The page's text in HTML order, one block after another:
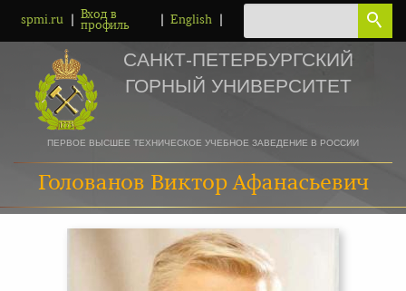
spmi.ru
Вход в
профиль
English
САНКТ-ПЕТЕРБУРГСКИЙ
ГОРНЫЙ УНИВЕРСИТЕТ
ПЕРВОЕ ВЫСШЕЕ ТЕХНИЧЕСКОЕ УЧЕБНОЕ ЗАВЕДЕНИЕ В РОССИИ
Голованов Виктор Афанасьевич